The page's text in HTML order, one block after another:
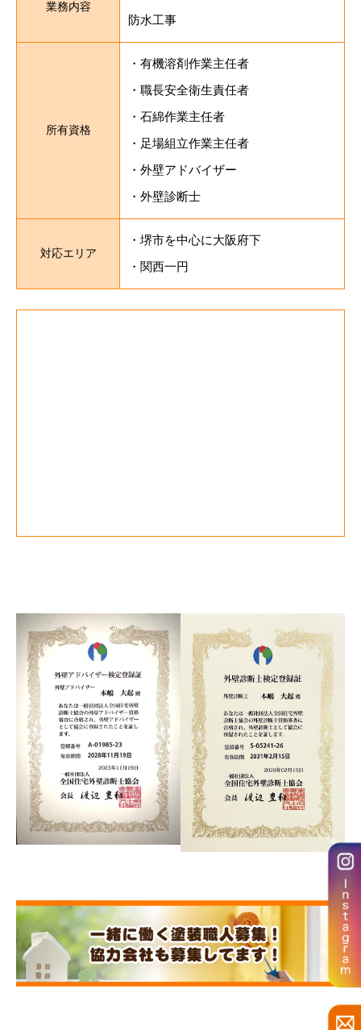
業務内容
防水工事
所有資格
・有機溶剤作業主任者
・職長安全衛生責任者
・石綿作業主任者
・足場組立作業主任者
・外壁アドバイザー
・外壁診断士
対応エリア
・堺市を中心に大阪府下
・関西一円